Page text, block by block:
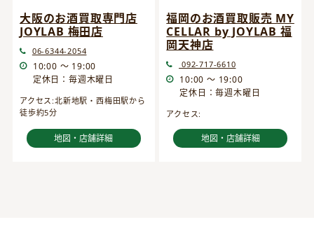
大阪のお酒買取専門店
JOYLAB 梅田店
06-6344-2054
10:00 ～ 19:00
定休日：毎週木曜日
アクセス:北新地駅・西梅田駅から
徒歩約5分
地図・店舗詳細
福岡のお酒買取販売 MY
CELLAR by JOYLAB 福
岡天神店
092-717-6610
10:00 ～ 19:00
定休日：毎週木曜日
アクセス:
地図・店舗詳細